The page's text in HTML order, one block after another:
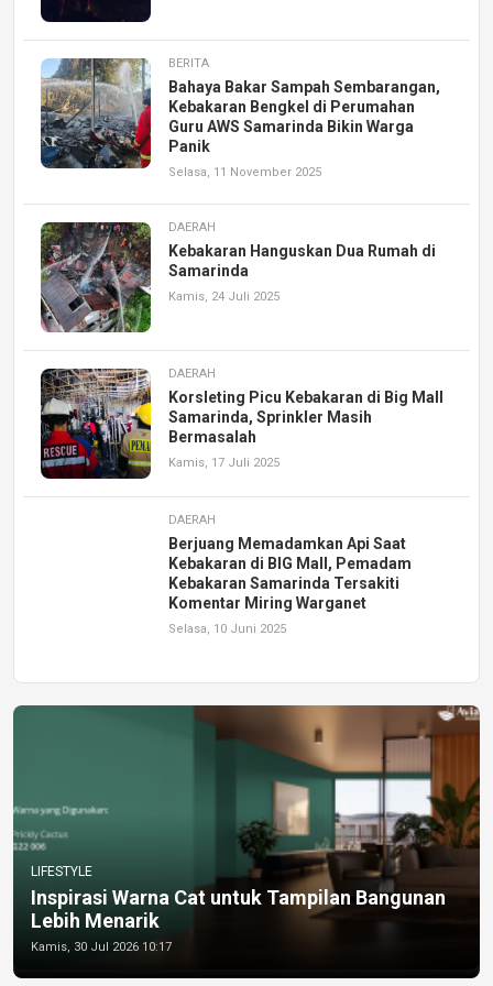
BERITA
Bahaya Bakar Sampah Sembarangan,
Kebakaran Bengkel di Perumahan
Guru AWS Samarinda Bikin Warga
Panik
Selasa, 11 November 2025
DAERAH
Kebakaran Hanguskan Dua Rumah di
Samarinda
Kamis, 24 Juli 2025
DAERAH
Korsleting Picu Kebakaran di Big Mall
Samarinda, Sprinkler Masih
Bermasalah
Kamis, 17 Juli 2025
DAERAH
Berjuang Memadamkan Api Saat
Kebakaran di BIG Mall, Pemadam
Kebakaran Samarinda Tersakiti
Komentar Miring Warganet
Selasa, 10 Juni 2025
LIFESTYLE
Inspirasi Warna Cat untuk Tampilan Bangunan
Lebih Menarik
Kamis, 30 Jul 2026 10:17